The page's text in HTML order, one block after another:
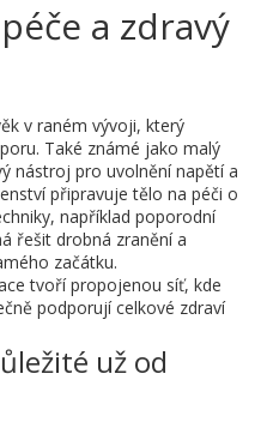
a zdravý
v raném vývoji, který
. Také známé jako malý
nástroj pro uvolnění napětí a
připravuje tělo na péči o
například poporodní
řešit drobná zranění a
začátku.
tvoří propojenou síť, kde
podporují celkové zdraví
už od